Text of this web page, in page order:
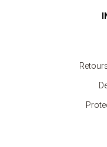
à partir